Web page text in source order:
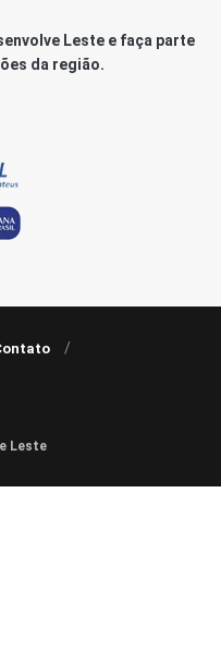
Leste e faça parte
da região.
Leste